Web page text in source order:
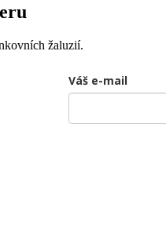
žaluzií.
Váš e-mail